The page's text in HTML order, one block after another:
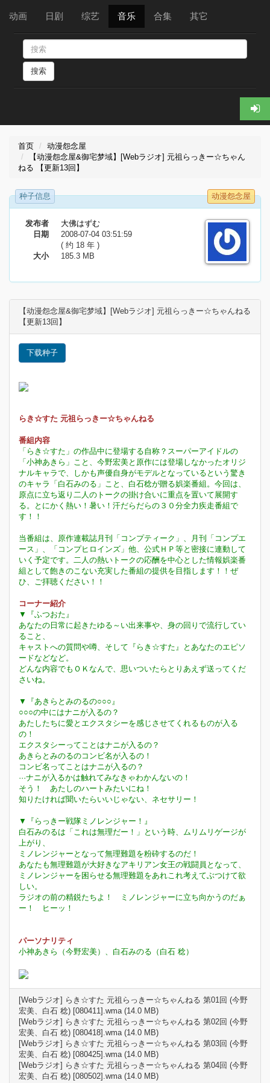
动画 日剧 综艺 音乐 合集 其它
搜索
首页
动漫怨念屋
【动漫怨念屋&御宅梦域】[Webラジオ] 元祖らっきー☆ちゃん
ねる 【更新13回】
种子信息 动漫怨念屋
发布者
大佛はずむ
日期
2008-07-04 03:51:59
( 约 18 年 )
大小
185.3 MB
【动漫怨念屋&御宅梦域】[Webラジオ] 元祖らっきー☆ちゃんねる
【更新13回】
下载种子
らき☆すた 元祖らっきー☆ちゃんねる
番組内容
「らき☆すた」の作品中に登場する自称？スーパーアイドルの
「小神あきら」こと、今野宏美と原作には登場しなかったオリジ
ナルキャラで、しかも声優自身がモデルとなっているという驚き
のキャラ「白石みのる」こと、白石稔が贈る娯楽番組。今回は、
原点に立ち返り二人のトークの掛け合いに重点を置いて展開す
る。とにかく熱い！暑い！汗だらだらの３０分全力疾走番組で
す！！
当番組は、原作連載誌月刊「コンプティーク」、月刊「コンプエ
ース」、「コンプヒロインズ」他、公式ＨＰ等と密接に連動して
いく予定です。二人の熱いトークの応酬を中心とした情報娯楽番
組として飽きのこない充実した番組の提供を目指します！！ぜ
ひ、ご拝聴ください！！
コーナー紹介
▼『ふつおた』
あなたの日常に起きたゆる～い出来事や、身の回りで流行してい
ること、
キャストへの質問や噂、そして『らき☆すた』とあなたのエピソ
ードなどなど。
どんな内容でもＯＫなんで、思いついたらとりあえず送ってくだ
さいね。
▼『あきらとみのるの○○○』
○○○の中にはナニが入るの？
あたしたちに愛とエクスタシーを感じさせてくれるものが入る
の！
エクスタシーってことはナニが入るの？
あきらとみのるのコンビ名が入るの！
コンビ名ってことはナニが入るの？
···ナニが入るかは触れてみなきゃわかんないの！
そう！ あたしのハートみたいにね！
知りたければ聞いたらいいじゃない、ネセサリー！
▼『らっきー戦隊ミノレンジャー！』
白石みのるは「これは無理だー！」という時、ムリムリゲージが
上がり、
ミノレンジャーとなって無理難題を粉砕するのだ！
あなたも無理難題が大好きなアキリアン女王の戦闘員となって、
ミノレンジャーを困らせる無理難題をあれこれ考えてぶつけて欲
しい。
ラジオの前の精鋭たちよ！ ミノレンジャーに立ち向かうのだぁ
ー！ ヒーッ！
パーソナリティ
小神あきら（今野宏美）、白石みのる（白石 稔）
[Webラジオ] らき☆すた 元祖らっきー☆ちゃんねる 第01回 (今野
宏美、白石 稔) [080411].wma (14.0 MB)
[Webラジオ] らき☆すた 元祖らっきー☆ちゃんねる 第02回 (今野
宏美、白石 稔) [080418].wma (14.0 MB)
[Webラジオ] らき☆すた 元祖らっきー☆ちゃんねる 第03回 (今野
宏美、白石 稔) [080425].wma (14.0 MB)
[Webラジオ] らき☆すた 元祖らっきー☆ちゃんねる 第04回 (今野
宏美、白石 稔) [080502].wma (14.0 MB)